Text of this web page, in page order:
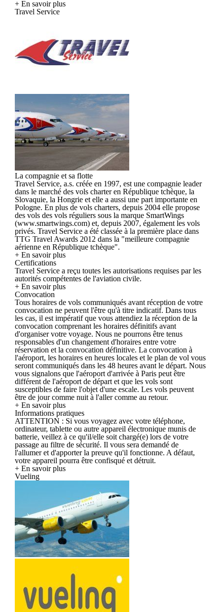
+ En savoir plus
Travel Service
La compagnie et sa flotte
Travel Service, a.s. créée en 1997, est une compagnie leader
dans le marché des vols charter en République tchèque, la
Slovaquie, la Hongrie et elle a aussi une part importante en
Pologne. En plus de vols charters, depuis 2004 elle propose
des vols des vols réguliers sous la marque SmartWings
(www.smartwings.com) et, depuis 2007, également les vols
privés. Travel Service a été classée à la première place dans
TTG Travel Awards 2012 dans la "meilleure compagnie
aérienne en République tchèque".
+ En savoir plus
Certifications
Travel Service a reçu toutes les autorisations requises par les
autorités compétentes de l'aviation civile.
+ En savoir plus
Convocation
Tous horaires de vols communiqués avant réception de votre
convocation ne peuvent l'être qu'à titre indicatif. Dans tous
les cas, il est impératif que vous attendiez la réception de la
convocation comprenant les horaires définitifs avant
d'organiser votre voyage. Nous ne pourrons être tenus
responsables d'un changement d'horaires entre votre
réservation et la convocation définitive. La convocation à
l'aéroport, les horaires en heures locales et le plan de vol vous
seront communiqués dans les 48 heures avant le départ. Nous
vous signalons que l'aéroport d'arrivée à Paris peut être
différent de l'aéroport de départ et que les vols sont
susceptibles de faire l'objet d'une escale. Les vols peuvent
être de jour comme nuit à l'aller comme au retour.
+ En savoir plus
Informations pratiques
ATTENTION : Si vous voyagez avec votre téléphone,
ordinateur, tablette ou autre appareil électronique munis de
batterie, veillez à ce qu'il/elle soit chargé(e) lors de votre
passage au filtre de sécurité. Il vous sera demandé de
l'allumer et d'apporter la preuve qu'il fonctionne. A défaut,
votre appareil pourra être confisqué et détruit.
+ En savoir plus
Vueling